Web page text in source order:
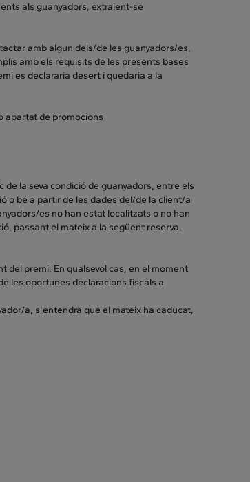
als guanyadors, extraient-se
amb algun dels/de les guanyadors/es,
amb els requisits de les presents bases
es declararia desert i quedaria a la
apartat de promocions
la seva condició de guanyadors, entre els
o bé a partir de les dades del/de la client/a
es no han estat localitzats o no han
passant el mateix a la següent reserva,
del premi. En qualsevol cas, en el moment
les oportunes declaracions fiscals a
a, s'entendrà que el mateix ha caducat,